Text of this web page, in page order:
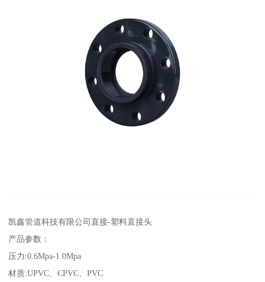
凯鑫管道科技有限公司直接-塑料直接头
产品参数：
压力:0.6Mpa-1.0Mpa
材质:UPVC、CPVC、PVC